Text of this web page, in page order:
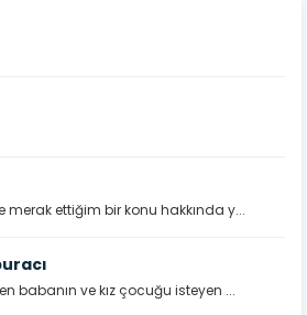
merak ettiğim bir konu hakkında y...
babanın ve kız çocuğu isteyen ...